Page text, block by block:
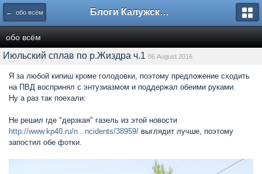
← обо всём Блоги Калужского перекрестка
обо всём
Июльский сплав по р.Жиздра ч.1 06 August 2016
Я за любой кипиш кроме голодовки, поэтому предложение сходить
на ПВД воспринял с энтузиазмом и поддержал обеими руками.
Ну а раз так поехали:
Не решил где "дерзкая" газель из этой новости
http://www.kp40.ru/n...ncidents/38959/ выглядит лучше, поэтому
запостил обе фотки.